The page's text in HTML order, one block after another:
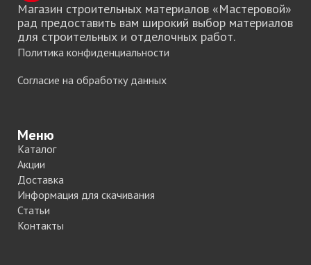
Магазин строительных материалов «Мастеровой»
рад предоставить вам широкий выбор материалов
для строительных и отделочных работ.
Политика конфиденциальности
Согласие на обработку данных
Меню
Каталог
Акции
Доставка
Информация для скачивания
Статьи
Контакты